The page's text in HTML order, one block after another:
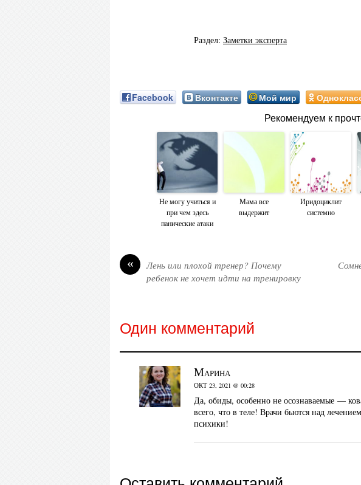
Раздел: Заметки эксперта
Facebook Вконтакте Мой мир
Рекомендуем к
Не могу учиться и
при чем здесь
панические атаки
Мама все
выдержит
Иридоциклит
системно
«
Лень или плохой тренер? Почему
ребенок не хочет идти на тренировку
Один комментарий
Марина
ОКТ 23, 2021 @ 00:28
Да, обиды, особенно не осознаваемые —
всего, что в теле! Врачи бьются над
психики!